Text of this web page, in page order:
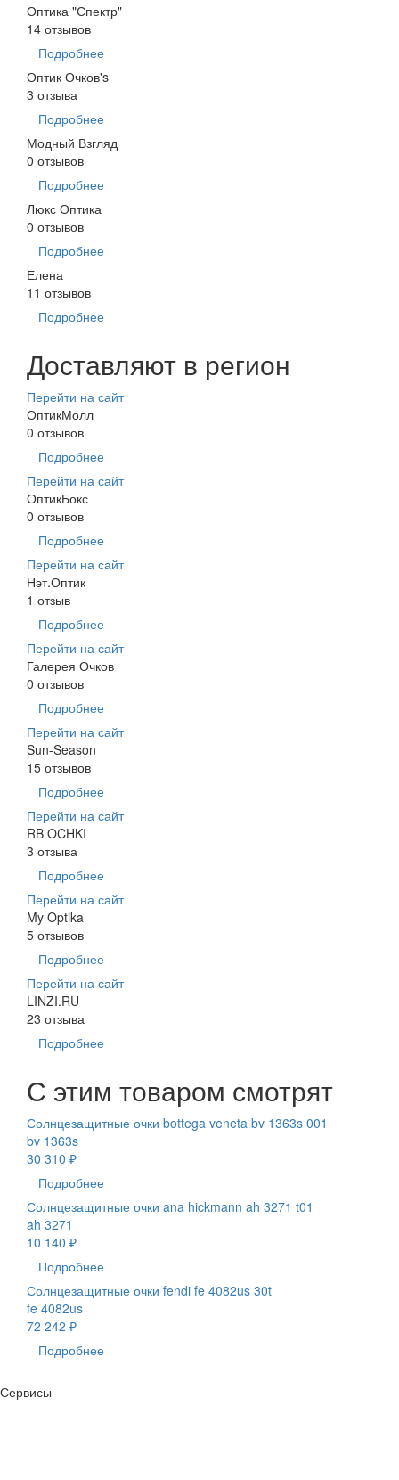
Оптика "Спектр"
14 отзывов
Подробнее
Оптик Очков's
3 отзыва
Подробнее
Модный Взгляд
0 отзывов
Подробнее
Люкс Оптика
0 отзывов
Подробнее
Елена
11 отзывов
Подробнее
Доставляют в регион
Перейти на сайт
ОптикМолл
0 отзывов
Подробнее
Перейти на сайт
ОптикБокс
0 отзывов
Подробнее
Перейти на сайт
Нэт.Оптик
1 отзыв
Подробнее
Перейти на сайт
Галерея Очков
0 отзывов
Подробнее
Перейти на сайт
Sun-Season
15 отзывов
Подробнее
Перейти на сайт
RB OCHKI
3 отзыва
Подробнее
Перейти на сайт
My Optika
5 отзывов
Подробнее
Перейти на сайт
LINZI.RU
23 отзыва
Подробнее
С этим товаром смотрят
Солнцезащитные очки bottega veneta bv 1363s 001
bv 1363s
30 310 ₽
Подробнее
Солнцезащитные очки ana hickmann ah 3271 t01
ah 3271
10 140 ₽
Подробнее
Солнцезащитные очки fendi fe 4082us 30t
fe 4082us
72 242 ₽
Подробнее
Сервисы